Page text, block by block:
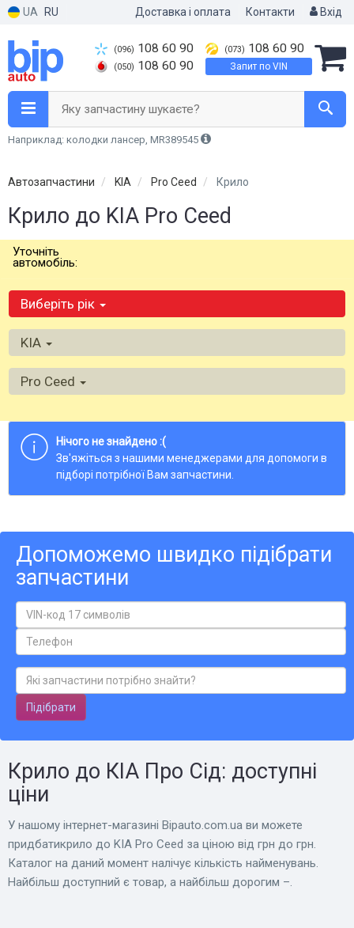
UA RU Доставка і оплата Контакти Вхід
(096) 108 60 90
(050) 108 60 90
(073) 108 60 90
Запит по VIN
Яку запчастину шукаєте?
Наприклад: колодки лансер, MR389545
Автозапчастини KIA Pro Ceed Крило
Крило до KIA Pro Ceed
Уточніть
автомобіль:
Виберіть рік
KIA
Pro Ceed
Нічого не знайдено :(
Зв'яжіться з нашими менеджерами для допомоги в
підборі потрібної Вам запчастини.
Допоможемо швидко підібрати
запчастини
Підібрати
Крило до КІА Про Сід: доступні
ціни
У нашому інтернет-магазині Bіpauto.com.ua ви можете
придбатикрило до KIA Pro Ceed за ціною від грн до грн.
Каталог на даний момент налічує кількість найменувань.
Найбільш доступний є товар, а найбільш дорогим –.